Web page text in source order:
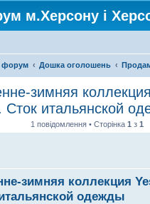
м.Херсону і
форум Дошка оголошень
зимняя
Сток итальянской
1 повідомлення • Сторінка 1 з 1
зимняя коллекция
одежды